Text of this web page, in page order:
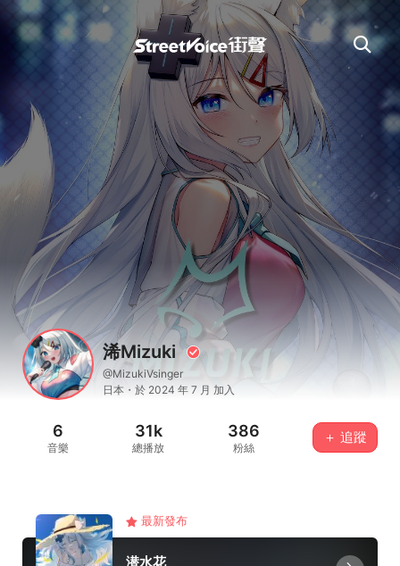
浠Mizuki
@MizukiVsinger
日本・於 2024 年 7 月 加入
6
音樂
31k
總播放
386
粉絲
＋ 追蹤
最新發布
潜水花